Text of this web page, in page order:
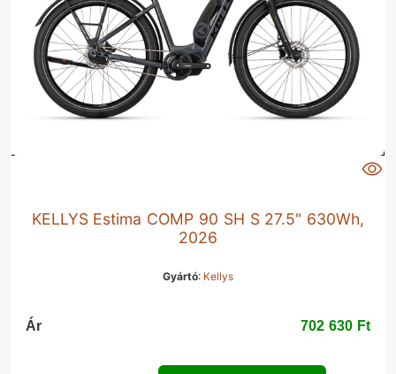
KELLYS Estima COMP 90 SH S 27.5" 630Wh,
2026
Gyártó: Kellys
Ár 702 630 Ft‎